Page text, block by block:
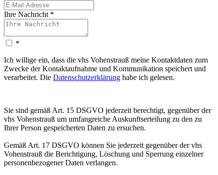
Ihre Nachricht *
*
Ich willige ein, dass die vhs Vohenstrauß meine Kontaktdaten zum
Zwecke der Kontaktaufnahme und Kommunikation speichert und
verarbeitet. Die Datenschutzerklärung habe ich gelesen.
Sie sind gemäß Art. 15 DSGVO jederzeit berechtigt, gegenüber der
vhs Vohenstrauß um umfangreiche Auskunftserteilung zu den zu
Ihrer Person gespeicherten Daten zu ersuchen.
Gemäß Art. 17 DSGVO können Sie jederzeit gegenüber der vhs
Vohenstrauß die Berichtigung, Löschung und Sperrung einzelner
personenbezogener Daten verlangen.